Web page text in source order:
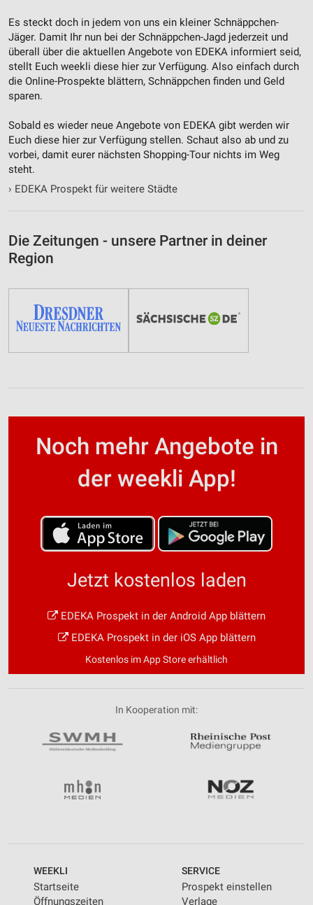
Es steckt doch in jedem von uns ein kleiner Schnäppchen-
Jäger. Damit Ihr nun bei der Schnäppchen-Jagd jederzeit und
überall über die aktuellen Angebote von EDEKA informiert seid,
stellt Euch weekli diese hier zur Verfügung. Also einfach durch
die Online-Prospekte blättern, Schnäppchen finden und Geld
sparen.
Sobald es wieder neue Angebote von EDEKA gibt werden wir
Euch diese hier zur Verfügung stellen. Schaut also ab und zu
vorbei, damit eurer nächsten Shopping-Tour nichts im Weg
steht.
› EDEKA Prospekt für weitere Städte
Die Zeitungen - unsere Partner in deiner
Region
Noch mehr Angebote in
der weekli App!
Jetzt kostenlos laden
EDEKA Prospekt in der Android App blättern
EDEKA Prospekt in der iOS App blättern
Kostenlos im App Store erhältlich
In Kooperation mit:
WEEKLI
Startseite
Öffnungszeiten
SERVICE
Prospekt einstellen
Verlage